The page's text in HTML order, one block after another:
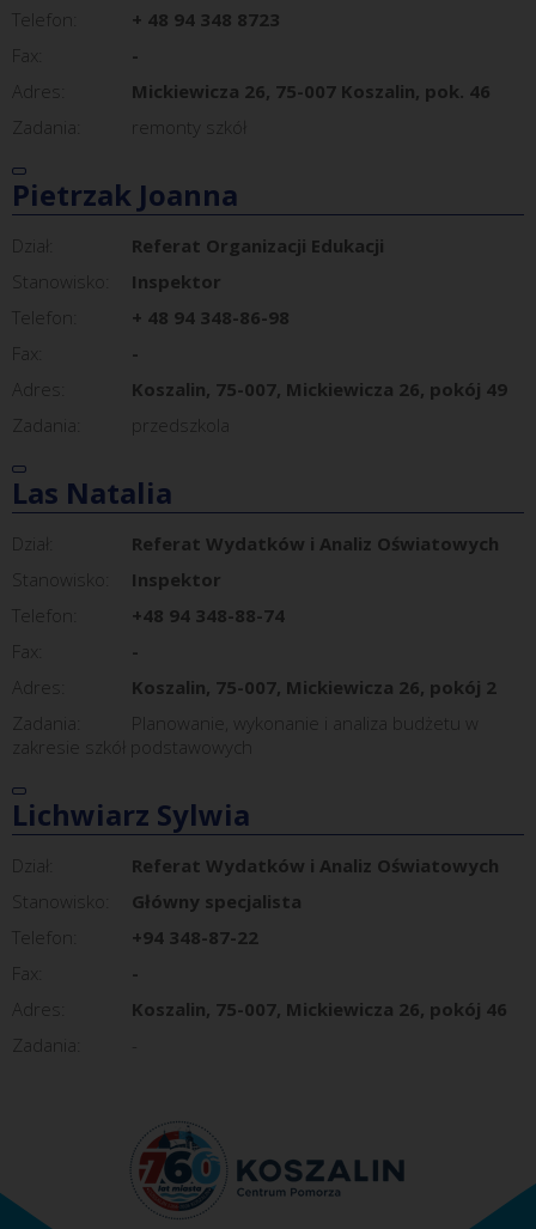
Telefon:
+ 48 94 348 8723
Fax:
-
Adres:
Mickiewicza 26, 75-007 Koszalin, pok. 46
Zadania:
remonty szkół
Pietrzak Joanna
Dział:
Referat Organizacji Edukacji
Stanowisko:
Inspektor
Telefon:
+ 48 94 348-86-98
Fax:
-
Adres:
Koszalin, 75-007, Mickiewicza 26, pokój 49
Zadania:
przedszkola
Las Natalia
Dział:
Referat Wydatków i Analiz Oświatowych
Stanowisko:
Inspektor
Telefon:
+48 94 348-88-74
Fax:
-
Adres:
Koszalin, 75-007, Mickiewicza 26, pokój 2
Zadania:
Planowanie, wykonanie i analiza budżetu w
zakresie szkół podstawowych
Lichwiarz Sylwia
Dział:
Referat Wydatków i Analiz Oświatowych
Stanowisko:
Główny specjalista
Telefon:
+94 348-87-22
Fax:
-
Adres:
Koszalin, 75-007, Mickiewicza 26, pokój 46
Zadania: